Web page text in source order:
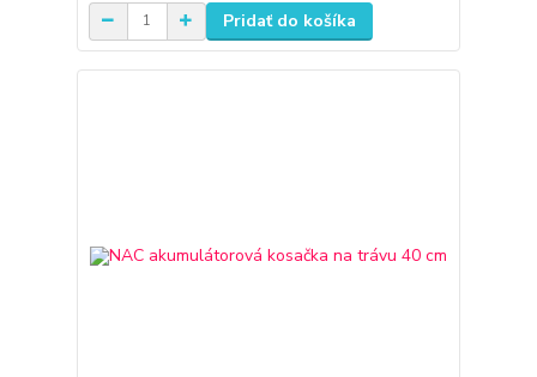
Pridať do košíka